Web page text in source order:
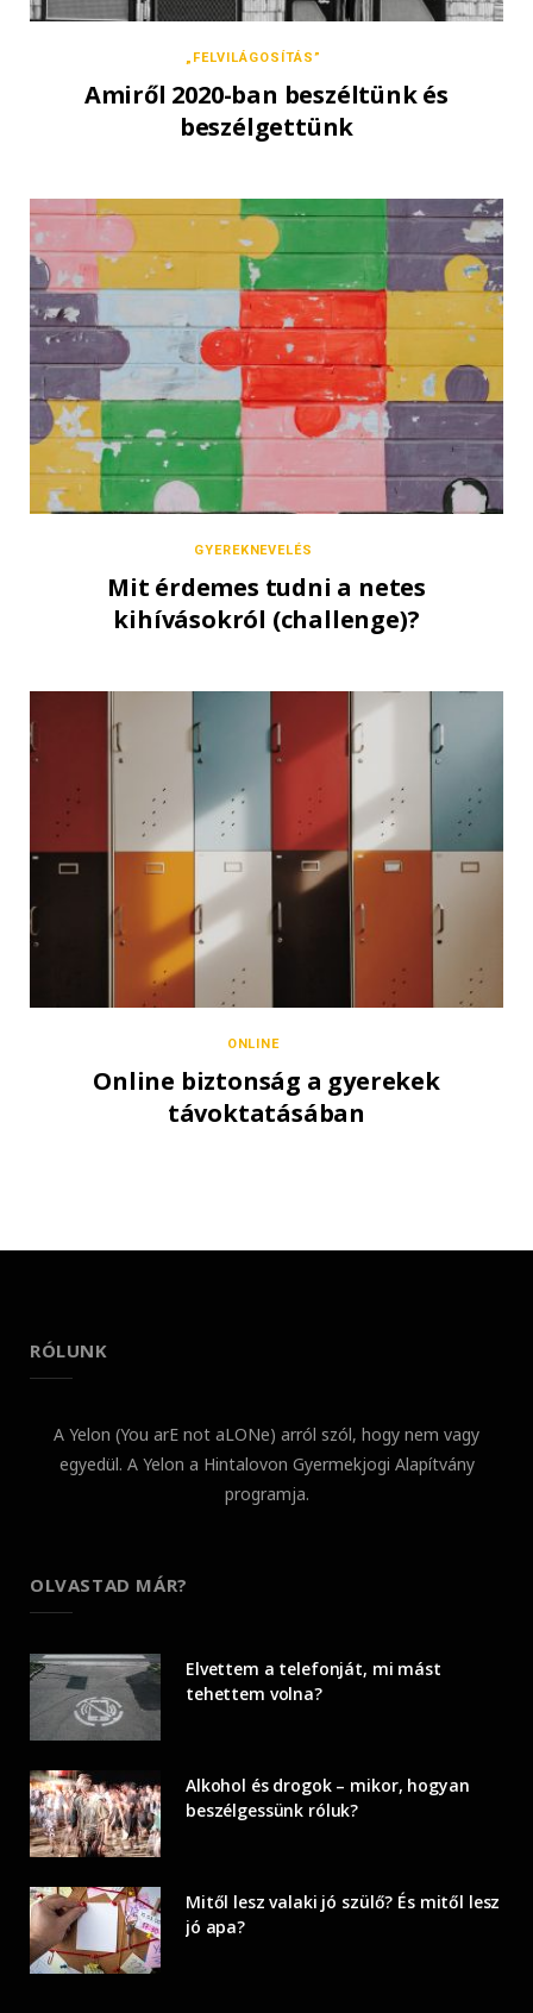
„FELVILÁGOSÍTÁS”
Amiről 2020-ban beszéltünk és
beszélgettünk
GYEREKNEVELÉS
Mit érdemes tudni a netes
kihívásokról (challenge)?
ONLINE
Online biztonság a gyerekek
távoktatásában
RÓLUNK
A Yelon (You arE not aLONe) arról szól, hogy nem vagy
egyedül. A Yelon a Hintalovon Gyermekjogi Alapítvány
programja.
OLVASTAD MÁR?
Elvettem a telefonját, mi mást
tehettem volna?
Alkohol és drogok – mikor, hogyan
beszélgessünk róluk?
Mitől lesz valaki jó szülő? És mitől lesz
jó apa?